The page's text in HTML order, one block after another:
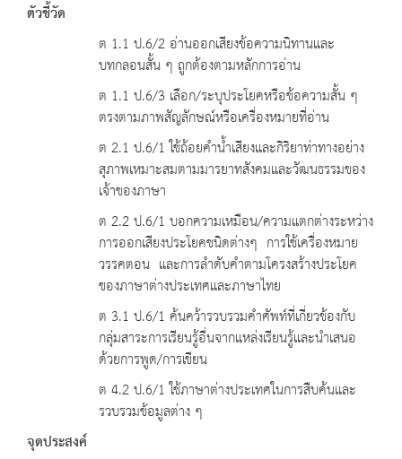
ตัวชี้วัด
ต 1.1 ป.6/2 อ่านออกเสียงข้อความนิทานและ
บทกลอนสั้น ๆ ถูกต้องตามหลักการอ่าน
ต 1.1 ป.6/3 เลือก/ระบุประโยคหรือข้อความสั้น ๆ
ตรงตามภาพสัญลักษณ์หรือเครื่องหมายที่อ่าน
ต 2.1 ป.6/1 ใช้ถ้อยคำน้ำเสียงและกิริยาท่าทางอย่าง
สุภาพเหมาะสมตามมารยาทสังคมและวัฒนธรรมของ
เจ้าของภาษา
ต 2.2 ป.6/1 บอกความเหมือน/ความแตกต่างระหว่าง
การออกเสียงประโยคชนิดต่างๆ การใช้เครื่องหมาย
วรรคตอน และการลำดับคำตามโครงสร้างประโยค
ของภาษาต่างประเทศและภาษาไทย
ต 3.1 ป.6/1 ค้นคว้ารวบรวมคำศัพท์ที่เกี่ยวข้องกับ
กลุ่มสาระการเรียนรู้อื่นจากแหล่งเรียนรู้และนำเสนอ
ด้วยการพูด/การเขียน
ต 4.2 ป.6/1 ใช้ภาษาต่างประเทศในการสืบค้นและ
รวบรวมข้อมูลต่าง ๆ
จุดประสงค์